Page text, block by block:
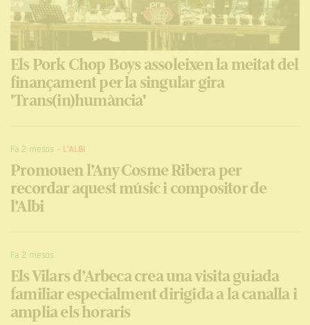
Els Pork Chop Boys assoleixen la meitat del
finançament per la singular gira
'Trans(in)humància'
Fa 2 mesos - L'ALBI
Promouen l’Any Cosme Ribera per
recordar aquest músic i compositor de
l’Albi
Fa 2 mesos
Els Vilars d’Arbeca crea una visita guiada
familiar especialment dirigida a la canalla i
amplia els horaris